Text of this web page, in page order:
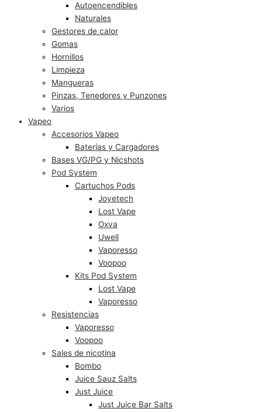
Autoencendibles
Naturales
Gestores de calor
Gomas
Hornillos
Limpieza
Mangueras
Pinzas, Tenedores y Punzones
Varios
Vapeo
Accesorios Vapeo
Baterías y Cargadores
Bases VG/PG y Nicshots
Pod System
Cartuchos Pods
Joyetech
Lost Vape
Oxva
Uwell
Vaporesso
Voopoo
Kits Pod System
Lost Vape
Vaporesso
Resistencias
Vaporesso
Voopoo
Sales de nicotina
Bombo
Juice Sauz Salts
Just Juice
Just Juice Bar Salts